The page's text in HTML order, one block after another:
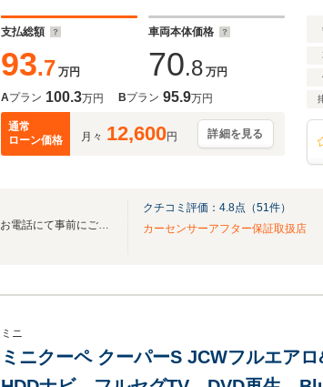
車
支払総額
93.7 万円
車両本体価格
70.8 万円
Aプラン 100.3万円 Bプラン 95.9万円
通常
ローン価格
月々 12,600円 詳細を見る
当社の車両をご覧いただく際は、お電話にて事前にご予約ください！
クチコミ評価： 4.8点（51件）
カーセンサーアフター保証取扱店
ミニ
ミニクーペ クーパーS JCWフルエア